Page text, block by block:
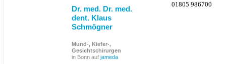
Dr. med. Dr. med.
dent. Klaus
Schmögner
Mund-, Kiefer-,
Gesichtschirurgen
in Bonn auf jameda
01805 986700